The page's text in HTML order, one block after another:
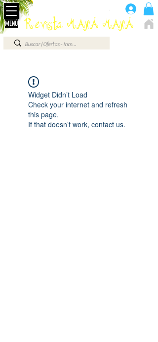
Revista MANÁ MANÁ
Anúnciate aquí 660 07 87 87
.
MENÚ
Widget Didn’t Load
Check your internet and refresh
this page.
If that doesn’t work, contact us.